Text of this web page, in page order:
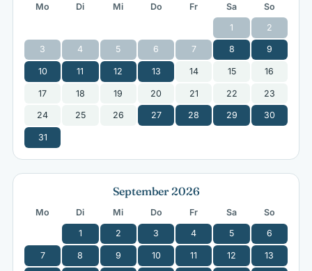
Mo Di Mi Do Fr Sa
So
1
2
3 4 5 6 7 8 9
10 11 12 13 14 15 16
17 18 19 20 21 22 23
24 25 26 27 28 29 30
31
September 2026
Mo Di Mi Do Fr Sa
So
1
2 3 4 5 6
7 8 9 10 11 12 13